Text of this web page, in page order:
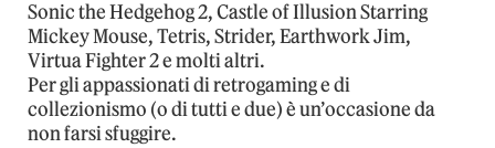
Sonic the Hedgehog 2, Castle of Illusion Starring
Mickey Mouse, Tetris, Strider, Earthwork Jim,
Virtua Fighter 2 e molti altri.
Per gli appassionati di retrogaming e di
collezionismo (o di tutti e due) è un’occasione da
non farsi sfuggire.